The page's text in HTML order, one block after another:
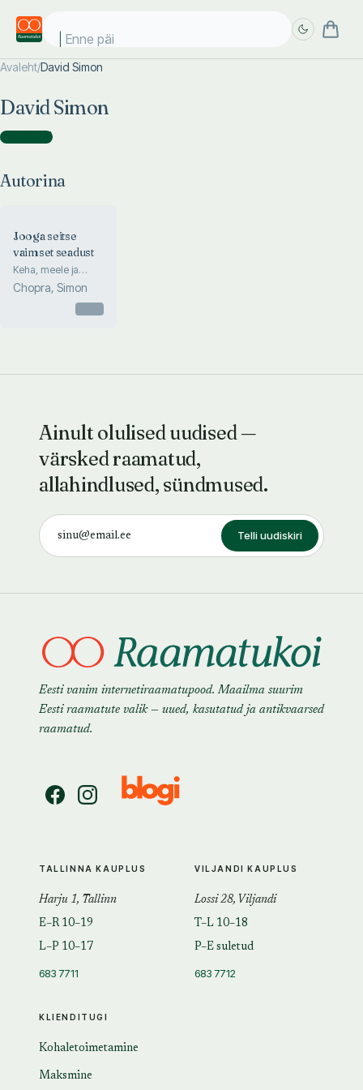
Enne päik
Avaleht/David Simon
David Simon
Autorina )
Autorina
Jooga seitse
vaimset seadust
Keha, meele ja
vaimu tervendamise
käsiraamat
Chopra, Simon
Ainult olulised uudised —
värsked raamatud,
allahindlused, sündmused.
Telli uudiskiri
Eesti vanim internetiraamatupood. Maailma suurim
Eesti raamatute valik — uued, kasutatud ja antikvaarsed
raamatud.
KLIENDITUGI
Kohaletoimetamine
Maksmine
TALLINNA KAUPLUS
Harju 1, Tallinn
E–R 10–19
L–P 10–17
683 7711
VILJANDI KAUPLUS
Lossi 28, Viljandi
T–L 10–18
P–E suletud
683 7712